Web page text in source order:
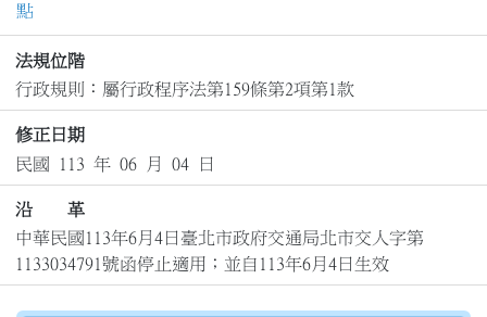
點
法規位階
行政規則：屬行政程序法第159條第2項第1款
修正日期
民國 113 年 06 月 04 日
沿 革
中華民國113年6月4日臺北市政府交通局北市交人字第
1133034791號函停止適用；並自113年6月4日生效